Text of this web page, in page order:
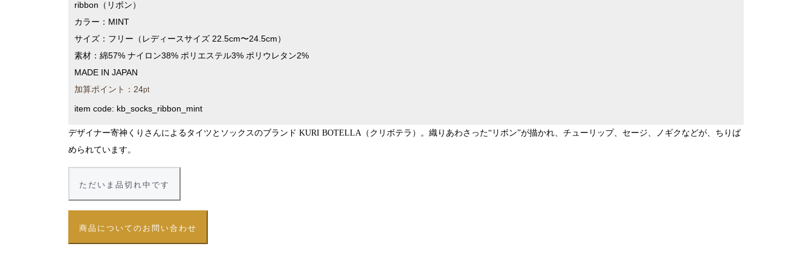
ribbon（リボン）
カラー：MINT
サイズ：フリー（レディースサイズ 22.5cm〜24.5cm）
素材：綿57% ナイロン38% ポリエステル3% ポリウレタン2%
MADE IN JAPAN
加算ポイント： 24pt
item code: kb_socks_ribbon_mint
デザイナー寄神くりさんによるタイツとソックスのブランド KURI BOTELLA（クリボテラ）。織りあわさった“リボン”が描かれ、チューリップ、セージ、ノギクなどが、ちりば
められています。
ただいま品切れ中です
商品についてのお問い合わせ